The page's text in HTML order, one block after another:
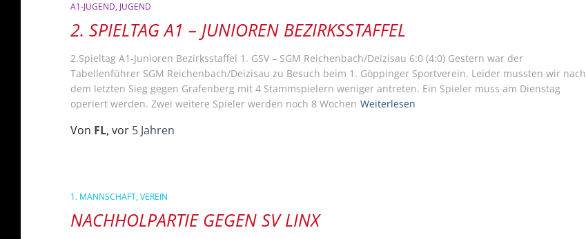
A1-JUGEND JUGEND
2. SPIELTAG A1 – JUNIOREN BEZIRKSSTAFFEL
2.Spieltag A1-Junioren Bezirksstaffel 1. GSV – SGM Reichenbach/Deizisau 6:0 (4:0) Gestern war der
Tabellenführer SGM Reichenbach/Deizisau zu Besuch beim 1. Göppinger Sportverein. Leider mussten wir nach
dem letzten Sieg gegen Grafenberg mit 4 Stammspielern weniger antreten. Ein Spieler muss am Dienstag
operiert werden. Zwei weitere Spieler werden noch 8 Wochen Weiterlesen
Von FL, vor 5 Jahren
1. MANNSCHAFT VEREIN
NACHHOLPARTIE GEGEN SV LINX